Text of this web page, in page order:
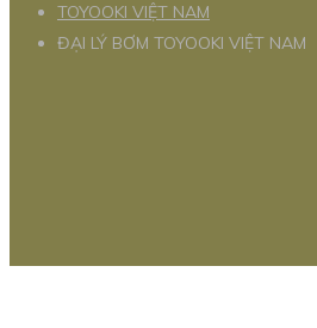
TOYOOKI VIỆT NAM
ĐẠI LÝ BƠM TOYOOKI VIỆT NAM